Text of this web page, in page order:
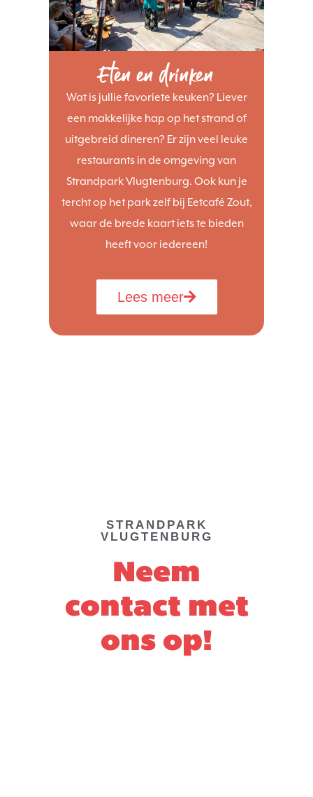
Eten en drinken
Wat is jullie favoriete keuken? Liever
een makkelijke hap op het strand of
uitgebreid dineren? Er zijn veel leuke
restaurants in de omgeving van
Strandpark Vlugtenburg. Ook kun je
tercht op het park zelf bij Eetcafé Zout,
waar de brede kaart iets te bieden
heeft voor iedereen!
Lees meer
STRANDPARK
VLUGTENBURG
Neem
contact met
ons op!